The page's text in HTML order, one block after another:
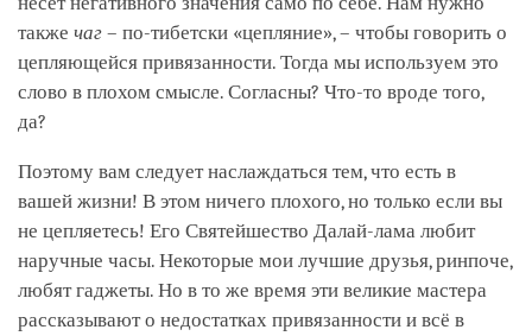
также чаг – по-тибетски «цепляние», – чтобы говорить о
цепляющейся привязанности. Тогда мы используем это
слово в плохом смысле. Согласны? Что-то вроде того,
да?
Поэтому вам следует наслаждаться тем, что есть в
вашей жизни! В этом ничего плохого, но только если вы
не цепляетесь! Его Святейшество Далай-лама любит
наручные часы. Некоторые мои лучшие друзья, ринпоче,
любят гаджеты. Но в то же время эти великие мастера
рассказывают о недостатках привязанности и всё в